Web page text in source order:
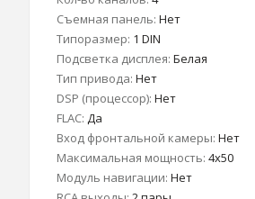
Съемная панель: Нет
Типоразмер: 1 DIN
Подсветка дисплея: Белая
Тип привода: Нет
DSP (процессор): Нет
FLAC: Да
Вход фронтальной камеры: Нет
Максимальная мощность: 4x50
Модуль навигации: Нет